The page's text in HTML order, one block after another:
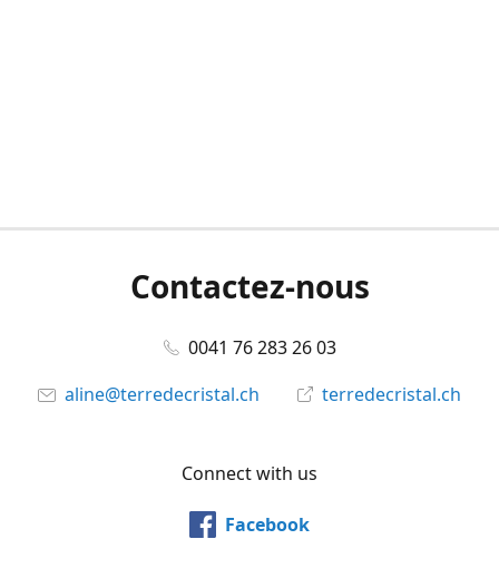
Contactez-nous
0041 76 283 26 03
aline@terredecristal.ch
terredecristal.ch
Connect with us
Facebook